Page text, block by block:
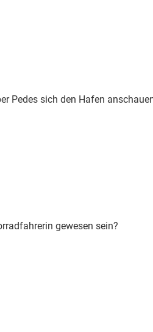
Pedes sich den Hafen
gewesen sein?